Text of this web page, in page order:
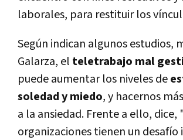
laborales, para restituir los
Según indican algunos estudios,
Galarza, el teletrabajo mal
puede aumentar los niveles de
soledad y miedo, y hacernos
a la ansiedad. Frente a ello, dice,
organizaciones tienen un